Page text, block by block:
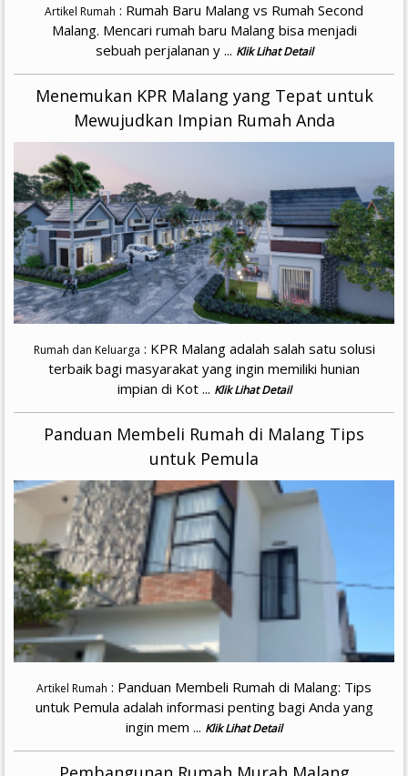
Artikel Rumah : Rumah Baru Malang vs Rumah Second
Malang. Mencari rumah baru Malang bisa menjadi
sebuah perjalanan y ... Klik Lihat Detail
Menemukan KPR Malang yang Tepat untuk
Mewujudkan Impian Rumah Anda
Rumah dan Keluarga : KPR Malang adalah salah satu solusi
terbaik bagi masyarakat yang ingin memiliki hunian
impian di Kot ... Klik Lihat Detail
Panduan Membeli Rumah di Malang Tips
untuk Pemula
Artikel Rumah : Panduan Membeli Rumah di Malang: Tips
untuk Pemula adalah informasi penting bagi Anda yang
ingin mem ... Klik Lihat Detail